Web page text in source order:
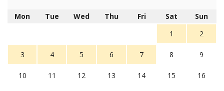
Mon Tue Wed Thu Fri Sat
Sun
1
2
3 4 5 6 7 8 9
10 11 12 13 14 15 16